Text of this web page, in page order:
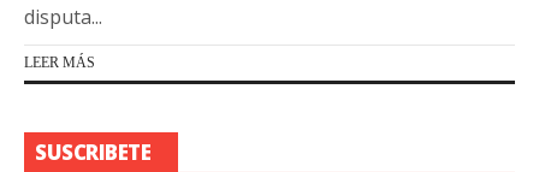
disputa...
LEER MÁS
SUSCRIBETE